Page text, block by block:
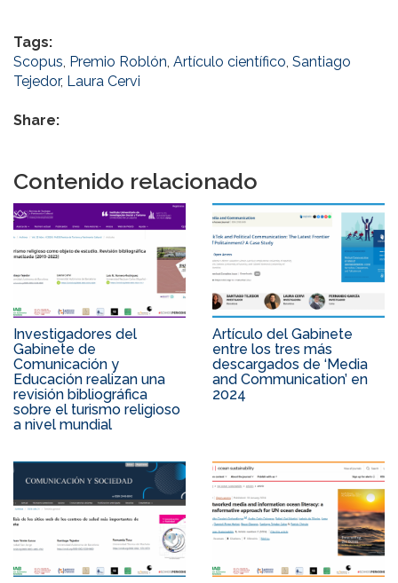
Tags:
Scopus, Premio Roblón, Artículo científico, Santiago
Tejedor, Laura Cervi
Share:
Contenido relacionado
Investigadores del
Gabinete de
Comunicación y
Educación realizan una
revisión bibliográfica
sobre el turismo religioso
a nivel mundial
Artículo del Gabinete
entre los tres más
descargados de ‘Media
and Communication’ en
2024